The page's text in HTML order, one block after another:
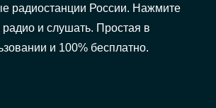
радиостанции России. Нажмите
радио и слушать. Простая в
и 100% бесплатно.